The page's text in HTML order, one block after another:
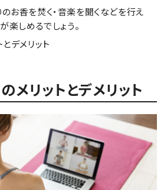
お香を焚く・音楽を聞くなどを行え
楽しめるでしょう。
デメリット
メリットとデメリット